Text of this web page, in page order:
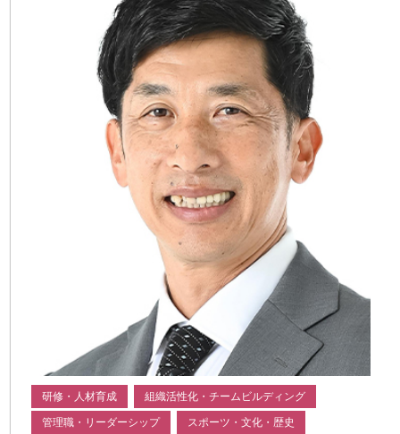
研修・人材育成 組織活性化・チームビルディング
管理職・リーダーシップ スポーツ・文化・歴史